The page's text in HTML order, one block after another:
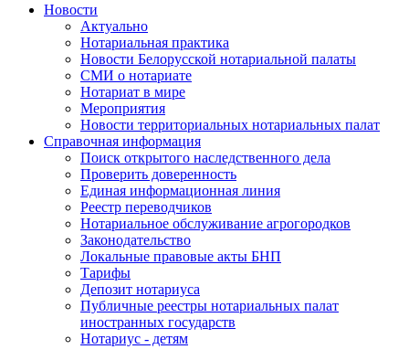
Новости
Актуально
Нотариальная практика
Новости Белорусской нотариальной палаты
СМИ о нотариате
Нотариат в мире
Мероприятия
Новости территориальных нотариальных палат
Справочная информация
Поиск открытого наследственного дела
Проверить доверенность
Единая информационная линия
Реестр переводчиков
Нотариальное обслуживание агрогородков
Законодательство
Локальные правовые акты БНП
Тарифы
Депозит нотариуса
Публичные реестры нотариальных палат
иностранных государств
Нотариус - детям